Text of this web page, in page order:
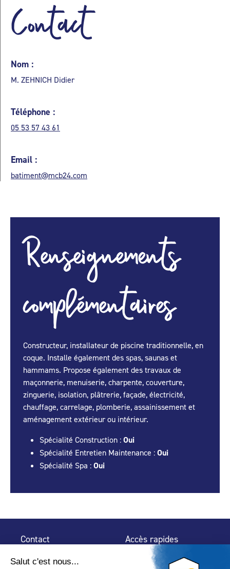
Contact
Nom :
M. ZEHNICH Didier
Téléphone :
05 53 57 43 61
Email :
batiment@mcb24.com
Renseignements
complémentaires
Constructeur, installateur de piscine traditionnelle, en
coque. Installe également des spas, saunas et
hammams. Propose également des travaux de
maçonnerie, menuiserie, charpente, couverture,
zinguerie, isolation, plâtrerie, façade, électricité,
chauffage, carrelage, plomberie, assainissement et
aménagement extérieur ou intérieur.
Spécialité Construction : Oui
Spécialité Entretien Maintenance : Oui
Spécialité Spa : Oui
Contact
32 rue de Mogador
Accès rapides
Espace Presse